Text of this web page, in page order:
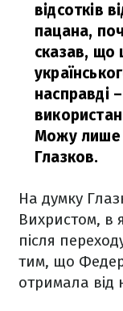
відсотків
пацана,
сказав, що
насправді
Можу лише
Глазков.
На думку
Вихристом, в
після
тим, що
отримала від